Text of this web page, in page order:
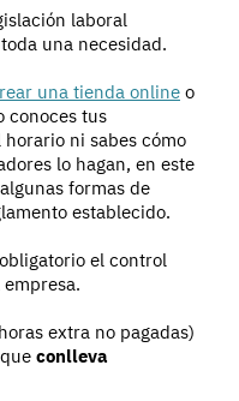
laboral
una necesidad.
una tienda online o
conoces tus
ni sabes cómo
lo hagan, en este
formas de
establecido.
el control
extra no pagadas)
conlleva